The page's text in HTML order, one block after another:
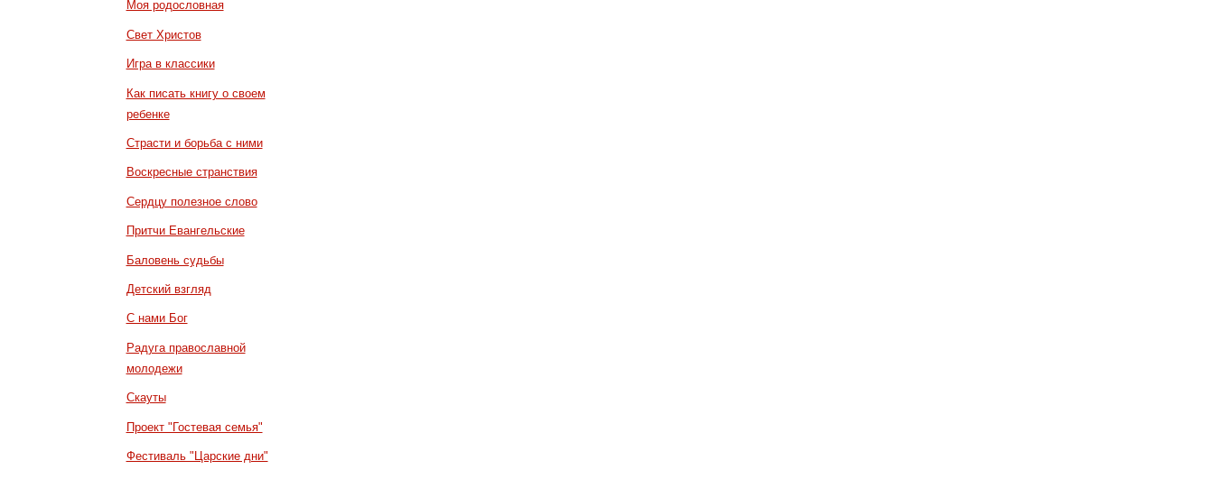
Моя родословная
Свет Христов
Игра в классики
Как писать книгу о своем
ребенке
Страсти и борьба с ними
Воскресные странствия
Сердцу полезное слово
Притчи Евангельские
Баловень судьбы
Детский взгляд
С нами Бог
Радуга православной
молодежи
Скауты
Проект "Гостевая семья"
Фестиваль "Царские дни"